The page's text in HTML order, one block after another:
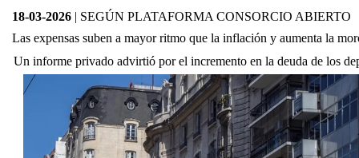
18-03-2026 | SEGÚN PLATAFORMA CONSORCIO ABIERTO
Las expensas suben a mayor ritmo que la inflación y aumenta la
Un informe privado advirtió por el incremento en la deuda de los